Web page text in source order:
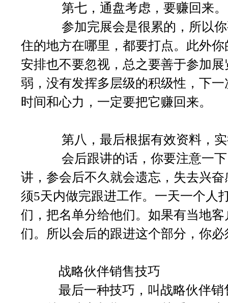
第七，通盘考虑，要赚回来
参加完展会是很累的，所以你
住的地方在哪里，都要打点。此外
安排也不要忽视，总之要善于参加
弱，没有发挥多层级的积级性，下
时间和心力，一定要把它赚回来。
第八，最后根据有效资料，实
会后跟讲的话，你要注意一下，
讲，参会后不久就会遗忘，失去兴
须5天内做完跟进工作。一天一个人
们，把名单分给他们。如果有当地
们。所以会后的跟进这个部分，你
战略伙伴销售技巧
最后一种技巧，叫战略伙伴销售